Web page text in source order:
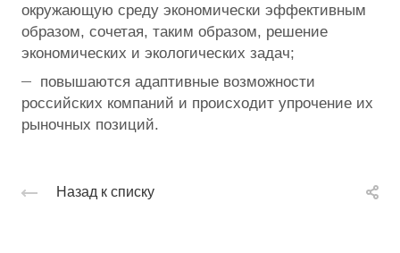
окружающую среду экономически эффективным
образом, сочетая, таким образом, решение
экономических и экологических задач;
повышаются адаптивные возможности
российских компаний и происходит упрочение их
рыночных позиций.
Назад к списку